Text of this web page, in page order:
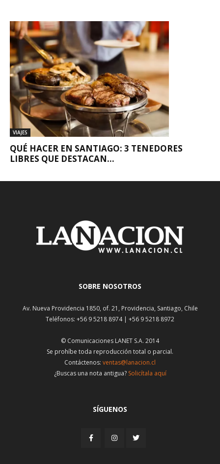
VIAJES
QUÉ HACER EN SANTIAGO: 3 TENEDORES
LIBRES QUE DESTACAN...
SOBRE NOSOTROS
Av. Nueva Providencia 1850, of. 21, Providencia, Santiago, Chile
Teléfonos: +56 9 5218 8974 | +56 9 5218 8972
© Comunicaciones LANET S.A. 2014
Se prohíbe toda reproducción total o parcial.
Contáctenos: ventas@lanacion.cl
¿Buscas una nota antigua? Solicítala aquí
SÍGUENOS